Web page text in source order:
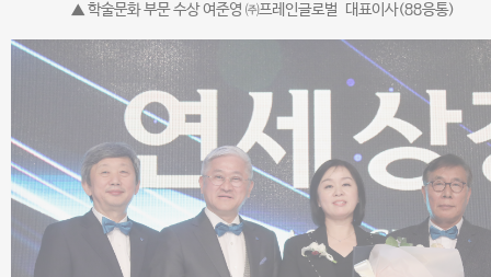
▲ 학술문화 부문 수상 여준영 ㈜프레인글로벌 대표이사(88응통)